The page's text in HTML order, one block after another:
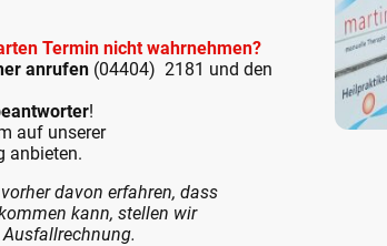
Termin nicht wahrnehmen?
anrufen (04404) 2181 und den
!
auf unserer
anbieten.
davon erfahren, dass
kann, stellen wir